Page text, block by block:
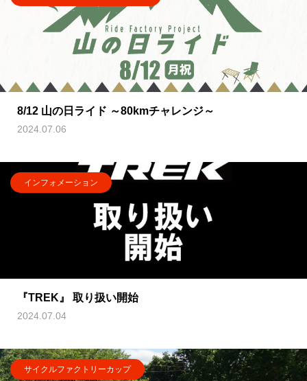
8/12 山の日ライド ～80kmチャレンジ～
2024.07.06
インフォメーション
『TREK』 取り扱い開始
2024.07.04
サイクルファクトリーカップ